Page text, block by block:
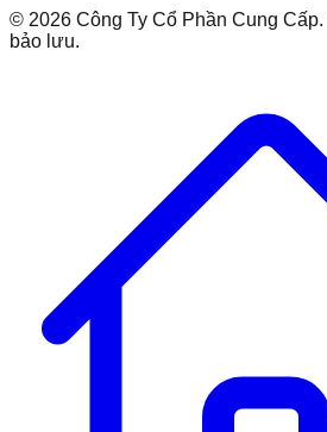
© 2026 Công Ty Cổ Phần Cung Cấp
bảo lưu.